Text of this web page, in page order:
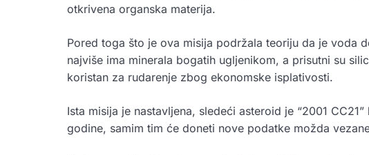
otkrivena organska materija.
Pored toga što je ova misija podržala teoriju da je voda
najviše ima minerala bogatih ugljenikom, a prisutni su
koristan za rudarenje zbog ekonomske isplativosti.
Ista misija je nastavljena, sledeći asteroid je “2001
godine, samim tim će doneti nove podatke možda